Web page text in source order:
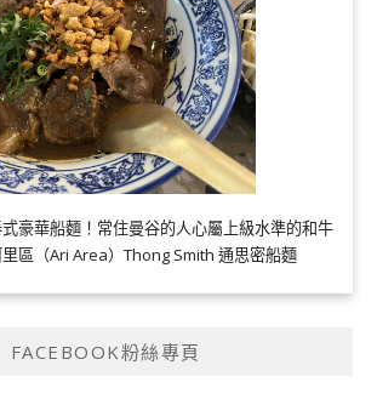
豪華船麵！常住曼谷的人心屬上級水準的和牛
區（Ari Area）Thong Smith 通思密船麵
FACEBOOK粉絲專頁